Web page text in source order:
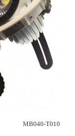
MB040-T010